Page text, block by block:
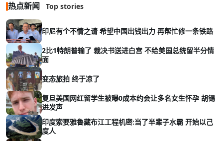
热点新闻 Top stories
印尼有个不情之请 希望中国出钱出力 再帮忙修一条铁路
2比1特朗普输了 裁决书送进白宫 不给美国总统留半分情
面
变态旅拍 终于凉了
复旦美国网红留学生被曝0成本约会让多名女生怀孕 胡锡
进发声
印度索要雅鲁藏布江工程机密:当了半辈子水霸 开始以己
度人